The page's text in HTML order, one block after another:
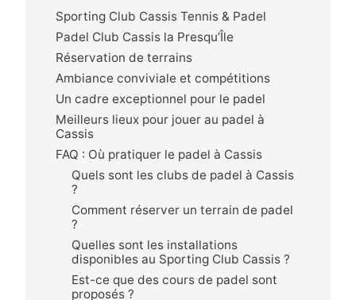
Sporting Club Cassis Tennis & Padel
Padel Club Cassis la Presqu’Île
Réservation de terrains
Ambiance conviviale et compétitions
Un cadre exceptionnel pour le padel
Meilleurs lieux pour jouer au padel à
Cassis
FAQ : Où pratiquer le padel à Cassis
Quels sont les clubs de padel à Cassis
?
Comment réserver un terrain de padel
?
Quelles sont les installations
disponibles au Sporting Club Cassis ?
Est-ce que des cours de padel sont
proposés ?